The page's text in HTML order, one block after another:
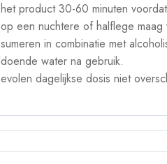
product 30-60 minuten
een nuchtere of halflege maag
in combinatie met
water na gebruik.
dagelijkse dosis niet